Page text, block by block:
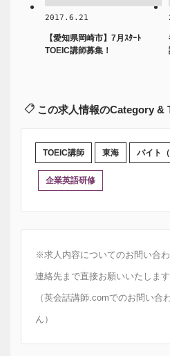
2017.6.21
【愛知県岡崎市】7月ｽﾀｰﾄ
TOEIC講師募集！
この求人情報のCategory &
TOEIC講師 東海 バイト
企業英語研修
※求人内容についてのお問い合
連絡先まで直接お願いいたします
（英会話講師.comでのお問い合
ん）